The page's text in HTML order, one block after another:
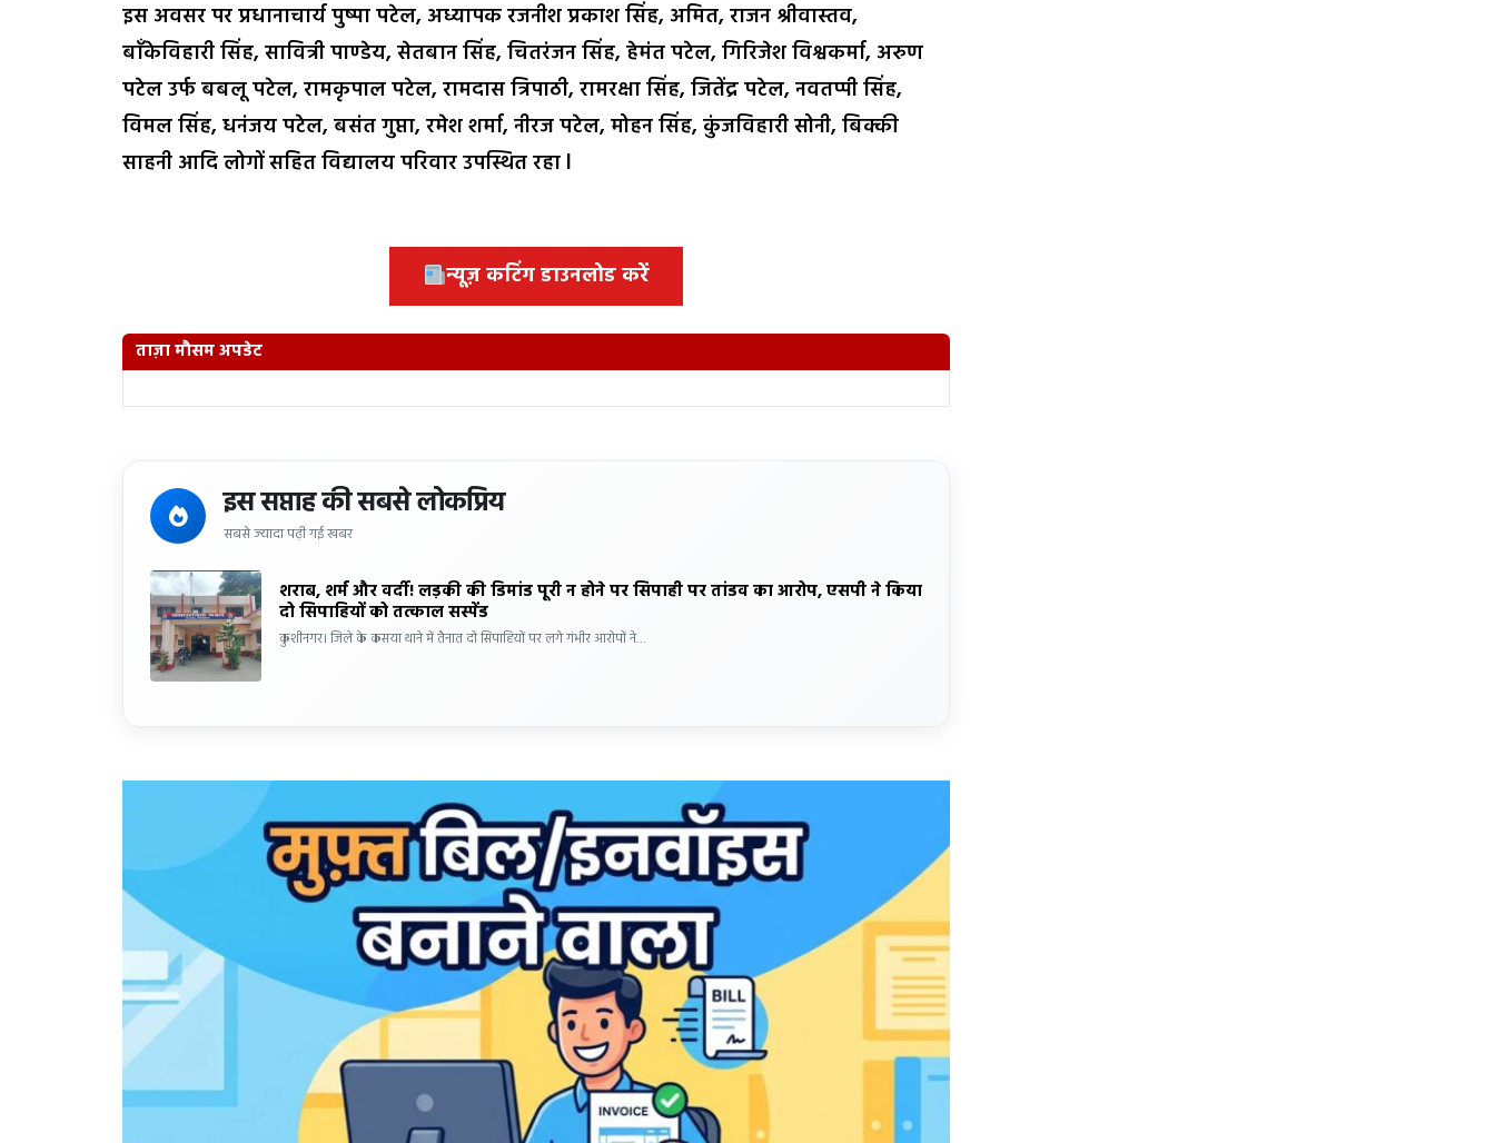
इस अवसर पर प्रधानाचार्य पुष्पा पटेल, अध्यापक रजनीश प्रकाश सिंह, अमित, राजन श्रीवास्तव,
बाँकेविहारी सिंह, सावित्री पाण्डेय, सेतबान सिंह, चितरंजन सिंह, हेमंत पटेल, गिरिजेश विश्वकर्मा, अरुण
पटेल उर्फ बबलू पटेल, रामकृपाल पटेल, रामदास त्रिपाठी, रामरक्षा सिंह, जितेंद्र पटेल, नवतप्पी सिंह,
विमल सिंह, धनंजय पटेल, बसंत गुप्ता, रमेश शर्मा, नीरज पटेल, मोहन सिंह, कुंजविहारी सोनी, बिक्की
साहनी आदि लोगों सहित विद्यालय परिवार उपस्थित रहा l
न्यूज़ कटिंग डाउनलोड करें
ताज़ा मौसम अपडेट
इस सप्ताह की सबसे लोकप्रिय
सबसे ज्यादा पढ़ी गई खबर
शराब, शर्म और वर्दी! लड़की की डिमांड पूरी न होने पर सिपाही पर तांडव का आरोप, एसपी ने किया
दो सिपाहियों को तत्काल सस्पेंड
कुशीनगर। जिले के कसया थाने में तैनात दो सिपाहियों पर लगे गंभीर आरोपों ने…